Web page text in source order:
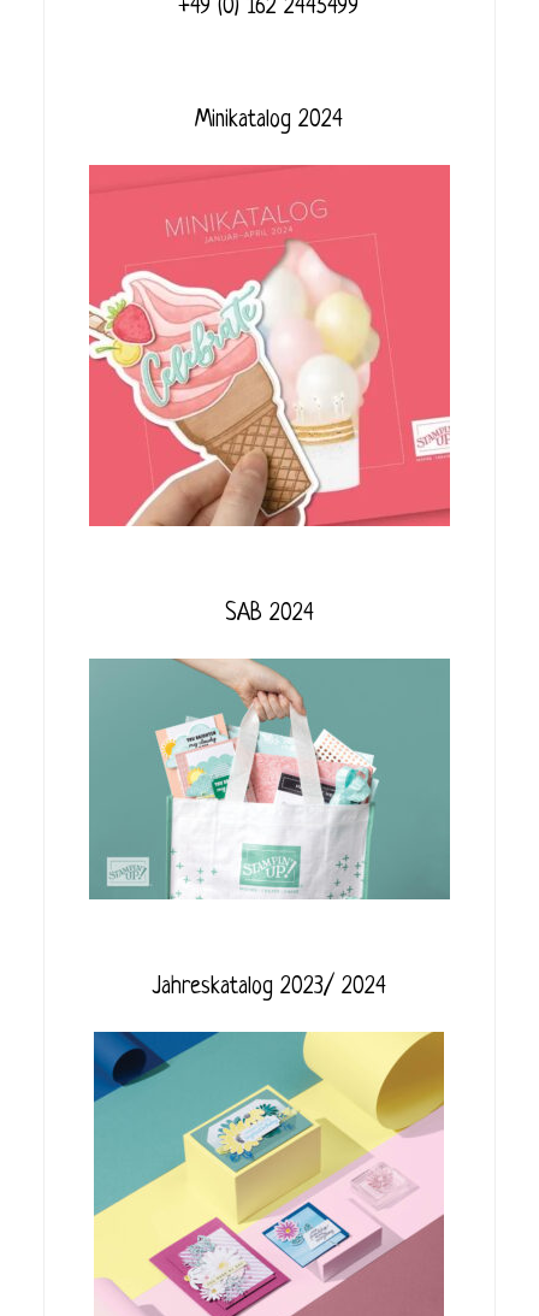
+49 (0) 162 2445499
Minikatalog 2024
SAB 2024
Jahreskatalog 2023/ 2024